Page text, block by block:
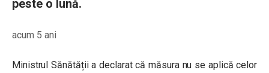
peste o lună.
acum 5 ani
Ministrul Sănătății a declarat că măsura nu se aplică celor